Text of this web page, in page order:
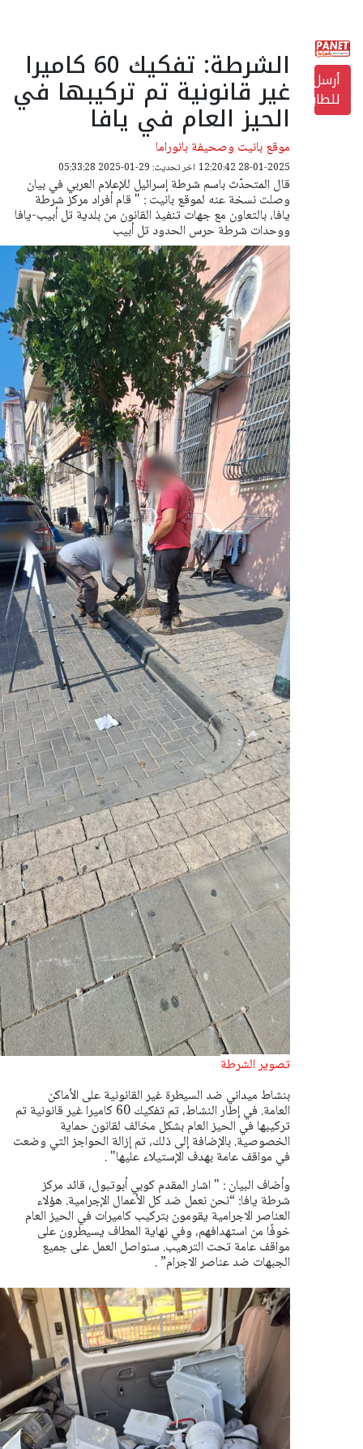
أرسل
للطابعة
الشرطة: تفكيك 60 كاميرا
غير قانونية تم تركيبها في
الحيز العام في يافا
موقع بانيت وصحيفة بانوراما
28-01-2025 12:20:42 اخر تحديث: 29-01-2025 05:33:28
قال المتحدّث باسم شرطة إسرائيل للإعلام العربي في بيان
وصلت نسخة عنه لموقع بانيت : " قام أفراد مركز شرطة
يافا، بالتعاون مع جهات تنفيذ القانون من بلدية تل أبيب-يافا
ووحدات شرطة حرس الحدود تل أبيب
تصوير الشرطة
بنشاط ميداني ضد السيطرة غير القانونية على الأماكن
العامة. في إطار النشاط، تم تفكيك 60 كاميرا غير قانونية تم
تركيبها في الحيز العام بشكل مخالف لقانون حماية
الخصوصية. بالإضافة إلى ذلك، تم إزالة الحواجز التي وضعت
في مواقف عامة بهدف الإستيلاء عليها" .
وأضاف البيان : " اشار المقدم كوبي أبوتبول، قائد مركز
شرطة يافا: “نحن نعمل ضد كل الأعمال الإجرامية. هؤلاء
العناصر الاجرامية يقومون بتركيب كاميرات في الحيز العام
خوفًا من استهدافهم، وفي نهاية المطاف يسيطرون على
مواقف عامة تحت الترهيب. سنواصل العمل على جميع
الجبهات ضد عناصر الاجرام” .